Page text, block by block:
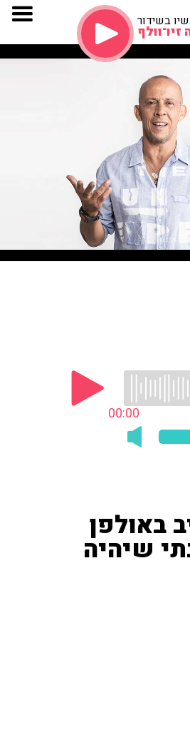
בשידור
זיו־וולף
00:00
באולפן
שיהיה